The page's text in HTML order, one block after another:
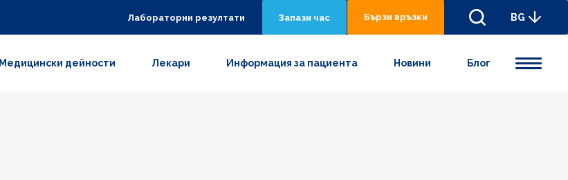
Лабораторни резултати Запази час Бързи връзки BG
Медицински дейности Лекари Информация за пациента Новини Блог